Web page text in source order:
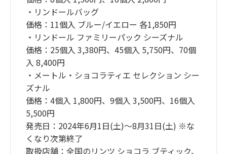
・リンドールバッグ
価格：11個⼊ ブルー/イエロー 各1,850円
・リンドール ファミリーパック シーズナル
価格：25個⼊ 3,380円、45個⼊ 5,750円、70個
⼊ 8,400円
・メートル・ショコラティエ セレクション シー
ズナル
価格：4個入 1,800円、9個入 3,500円、16個入
5,500円
発売日：2024年6月1日(土)～8月31日(土) ※な
くなり次第終了
取扱店舗：全国のリンツ ショコラ ブティック、